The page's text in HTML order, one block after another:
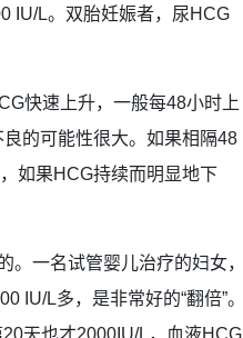
IU/L。双胎妊娠者，尿HCG
快速上升，一般每48小时上
的可能性很大。如果相隔48
如果HCG持续而明显地下
一名试管婴儿治疗的妇女，
IU/L多，是非常好的“翻倍”。
天也才2000IU/L，血液HCG